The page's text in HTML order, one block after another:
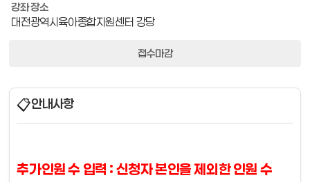
강좌 장소
대전광역시육아종합지원센터 강당
접수마감
📋안내사항
추가인원 수 입력 : 신청자 본인을 제외한 인원 수